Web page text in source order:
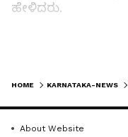
ಹೇಳಿದರು.
ಇಲಾಖೆ ಸಿಬ್ಬಂದಿ,
ಮಕ್ಕಳು ಹಾಗೂ
ಹಾಗೂ ವಿರಾಜಪೇಟೆ
HOME KARNATAKA-NEWS
About Website